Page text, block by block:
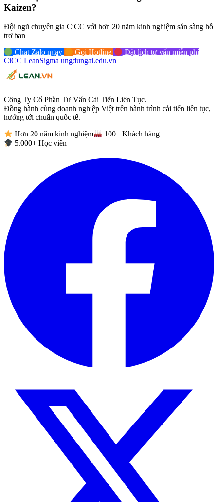
Kaizen?
Đội ngũ chuyên gia CiCC với hơn 20 năm kinh nghiệm sẵn sàng hỗ
trợ bạn
Chat Zalo ngay Gọi Hotline
Đặt lịch tư vấn miễn phí
CiCC LeanSigma ungdungai.edu.vn
Công Ty Cổ Phần Tư Vấn Cải Tiến Liên Tục.
Đồng hành cùng doanh nghiệp Việt trên hành trình cải tiến liên tục,
hướng tới chuẩn quốc tế.
Hơn 20 năm kinh nghiệm
100+ Khách hàng
5.000+ Học viên